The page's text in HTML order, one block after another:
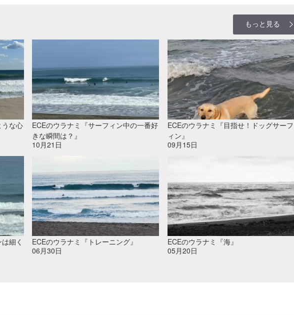
もっと見る
うな心
ECEのウラナミ『サーフィン中の一番好
きな瞬間は？』
10月21日
ECEのウラナミ『目指せ！ドッグサーフ
ィン』
09月15日
細く
ECEのウラナミ『トレーニング』
06月30日
ECEのウラナミ『海』
05月20日